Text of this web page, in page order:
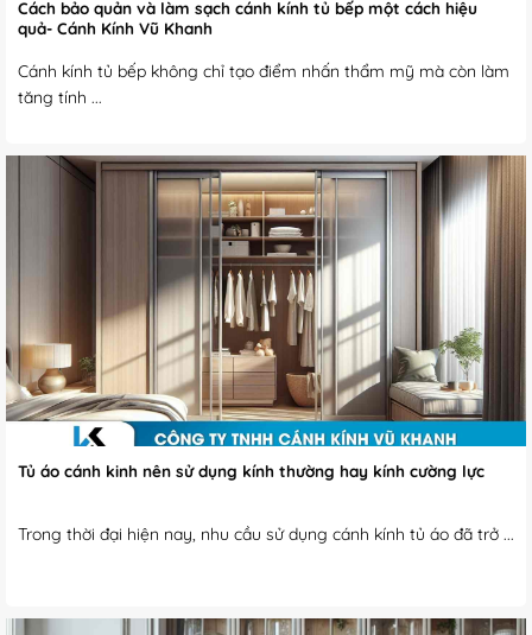
Cách bảo quản và làm sạch cánh kính tủ bếp một cách hiệu
quả- Cánh Kính Vũ Khanh
Cánh kính tủ bếp không chỉ tạo điểm nhấn thẩm mỹ mà còn làm
tăng tính ...
Tủ áo cánh kinh nên sử dụng kính thường hay kính cường lực
Trong thời đại hiện nay, nhu cầu sử dụng cánh kính tủ áo đã trở ...